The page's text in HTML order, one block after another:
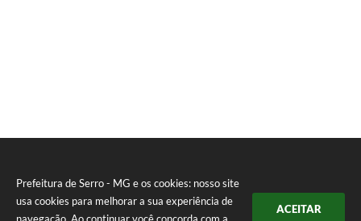
Prefeitura de Serro - MG e os cookies: nosso site
usa cookies para melhorar a sua experiência de
ACEITAR